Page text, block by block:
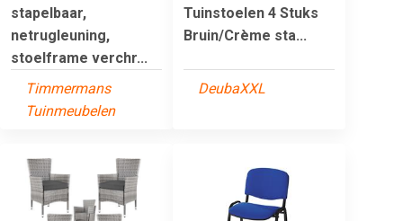
stapelbaar,
netrugleuning,
stoelframe verchr...
Timmermans
Tuinmeubelen
Tuinstoelen 4 Stuks
Bruin/Crème sta...
DeubaXXL